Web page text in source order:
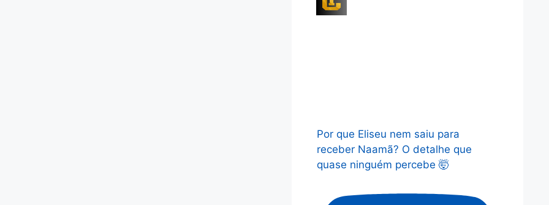
Por que Eliseu nem saiu para
receber Naamã? O detalhe que
quase ninguém percebe 🤯